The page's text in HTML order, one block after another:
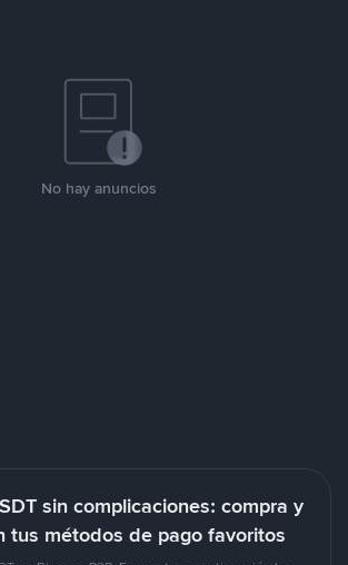
No hay anuncios
sin complicaciones: compra y
tus métodos de pago favoritos